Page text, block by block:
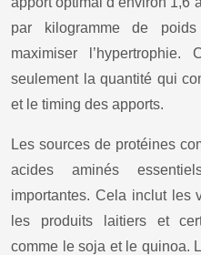
par kilogramme de
maximiser l’hypertrophie.
seulement la quantité qui
et le timing des apports.
Les sources de protéines
acides aminés
importantes. Cela inclut les
les produits laitiers et
comme le soja et le quinoa.